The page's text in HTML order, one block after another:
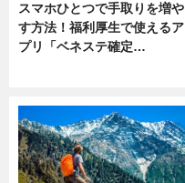
スマホひとつで手取りを増や
す方法！福利厚生で使えるア
プリ「ベネステ確定…